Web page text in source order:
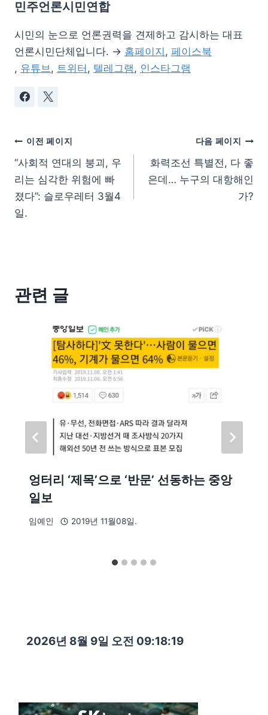
민주언론시민연합
시민의 눈으로 언론권력을 견제하고 감시하는 대표
언론시민단체입니다. → 홈페이지 , 페이스북
, 유튜브 , 트위터 , 텔레그램 , 인스타그램
이전 페이지
“사회적 연대의 붕괴, 우
리는 심각한 위험에 빠
졌다”: 슬로우레터 3월4
일.
다음 페이지
화력조선 특별전, 다 좋
은데… 누구의 대항해인
가?
관련 글
엉터리 ‘제목’으로 ‘반문’ 선동하는 중앙
일보
임예인 2019년 11월08일.
2026년 8월 9일 오전 09:18:20